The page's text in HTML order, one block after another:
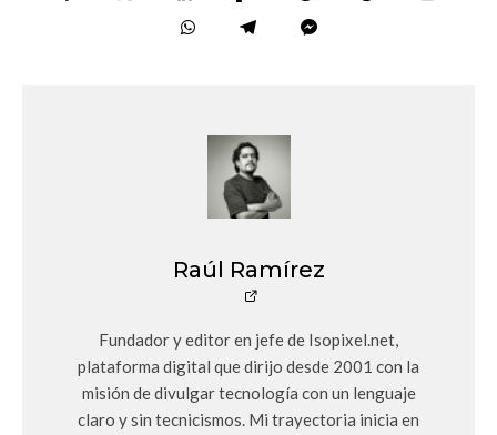
Raúl Ramírez
Fundador y editor en jefe de Isopixel.net,
plataforma digital que dirijo desde 2001 con la
misión de divulgar tecnología con un lenguaje
claro y sin tecnicismos. Mi trayectoria inicia en